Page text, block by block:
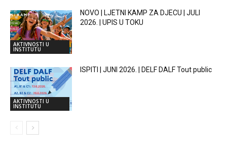
AKTIVNOSTI U
INSTITUTU
NOVO | LJETNI KAMP ZA DJECU | JULI
2026. | UPIS U TOKU
AKTIVNOSTI U
INSTITUTU
ISPITI | JUNI 2026. | DELF DALF Tout public